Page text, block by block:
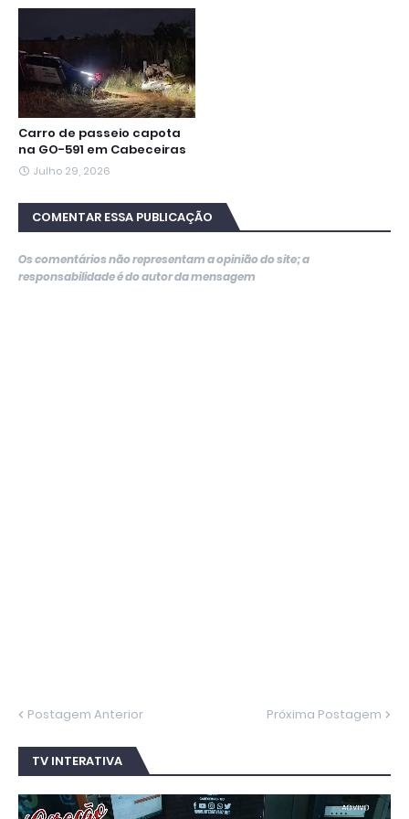
Carro de passeio capota
na GO-591 em Cabeceiras
Julho 29, 2026
COMENTAR ESSA PUBLICAÇÃO
Os comentários não representam a opinião do site; a
responsabilidade é do autor da mensagem
Postagem Anterior Próxima Postagem
TV INTERATIVA